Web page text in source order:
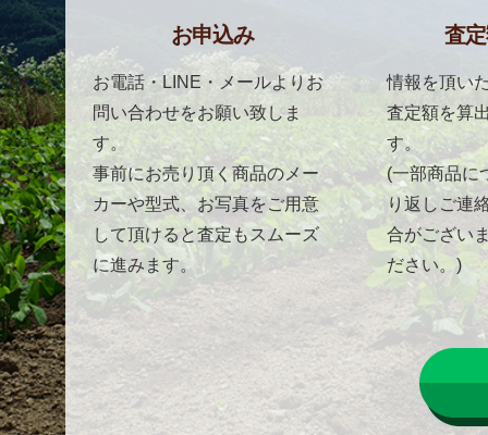
お申込み
お電話・LINE・メールよりお
問い合わせをお願い致しま
す。
事前にお売り頂く商品のメー
カーや型式、お写真をご用意
して頂けると査定もスムーズ
に進みます。
査
情報を頂い
査定額を算
す。
(一部商品に
り返しご連
合がござい
ださい。)